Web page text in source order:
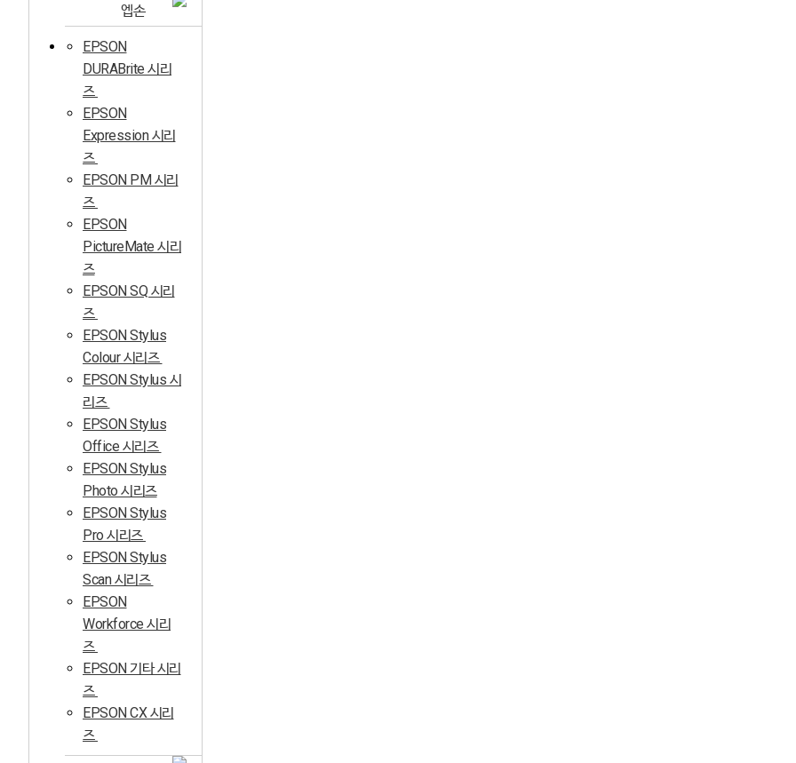
엡손
EPSON
DURABrite 시리
즈
EPSON
Expression 시리
즈
EPSON PM 시리
즈
EPSON
PictureMate 시리
즈
EPSON SQ 시리
즈
EPSON Stylus
Colour 시리즈
EPSON Stylus 시
리즈
EPSON Stylus
Office 시리즈
EPSON Stylus
Photo 시리즈
EPSON Stylus
Pro 시리즈
EPSON Stylus
Scan 시리즈
EPSON
Workforce 시리
즈
EPSON 기타 시리
즈
EPSON CX 시리
즈